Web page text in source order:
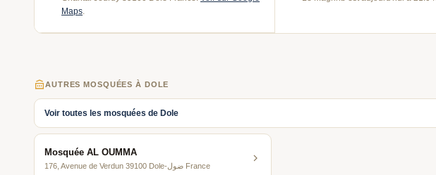
Maps
AUTRES MOSQUÉES À DOLE
Voir toutes les mosquées de Dole
Mosquée AL OUMMA
176, Avenue de Verdun 39100 Dole-ضول France